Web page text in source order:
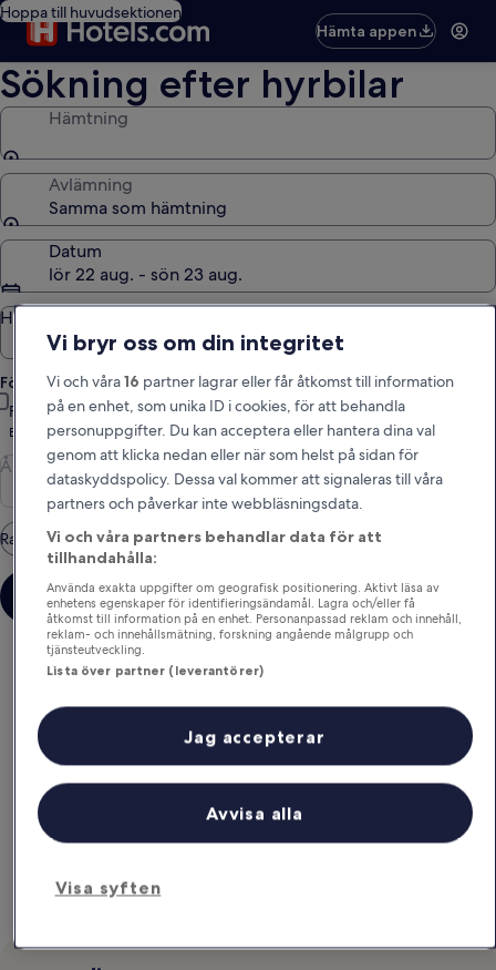
Hoppa till huvudsektionen
Hämta appen
Sökning efter hyrbilar
Hämtning
Avlämning
Samma som hämtning
Datum
lör 22 aug. - sön 23 aug.
Hämtningstid
Förarens ålder
Förare under 30 eller över 70 år
En extra avgift kan tillkomma för unga och äldre förare.
Ålder
Rabattkoder
Sök
Vi bryr oss om din integritet
Vi och våra16 partner lagrar eller får åtkomst till information
på en enhet, som unika ID i cookies, för att behandla
personuppgifter. Du kan acceptera eller hantera dina val
genom att klicka nedan eller när som helst på sidan för
dataskyddspolicy. Dessa val kommer att signaleras till våra
partners och påverkar inte webbläsningsdata.
Vi och våra partners behandlar data för att
tillhandahålla:
Använda exakta uppgifter om geografisk positionering. Aktivt läsa av
enhetens egenskaper för identifieringsändamål. Lagra och/eller få
åtkomst till information på en enhet. Personanpassad reklam och innehåll,
reklam- och innehållsmätning, forskning angående målgrupp och
tjänsteutveckling.
Lista över partner (leverantörer)
Visa syften
Avvisa alla
Jag accepterar